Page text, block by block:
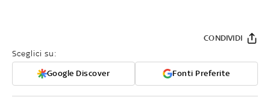
Sceglici su:
Google Discover Fonti Preferite
CONDIVIDI